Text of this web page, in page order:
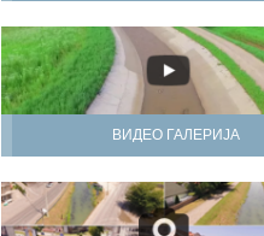
ВИДЕО ГАЛЕРИЈА